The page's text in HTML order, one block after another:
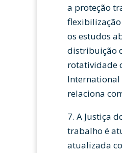
a proteção
os estudos
distribuição
rotatividade
International
relaciona
7. A Justiça
trabalho é
atualizada